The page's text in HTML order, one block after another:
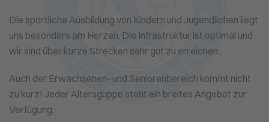
Die sportliche Ausbildung von Kindern und Jugendlichen liegt
uns besonders am Herzen. Die Infrastruktur ist optimal und
wir sind über kurze Strecken sehr gut zu erreichen.
Auch der Erwachsenen- und Seniorenbereich kommt nicht
zu kurz! Jeder Altersguppe steht ein breites Angebot zur
Verfügung.